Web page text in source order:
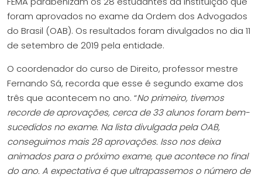
foram aprovados no exame da Ordem dos Advogados
do Brasil (OAB). Os resultados foram divulgados no dia 11
de setembro de 2019 pela entidade.
O coordenador do curso de Direito, professor mestre
Fernando Sá, recorda que esse é segundo exame dos
três que acontecem no ano. “No primeiro, tivemos
recorde de aprovações, cerca de 33 alunos foram bem-
sucedidos no exame. Na lista divulgada pela OAB,
conseguimos mais 28 aprovações. Isso nos deixa
animados para o próximo exame, que acontece no final
do ano. A expectativa é que ultrapassemos o número de